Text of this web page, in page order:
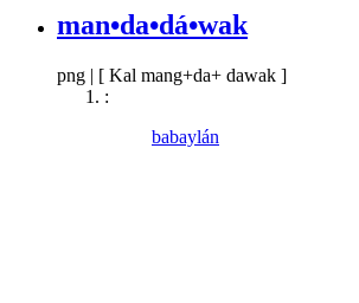
man•da•dá•wak
png | [ Kal mang+da+ dawak ]
:
babaylán